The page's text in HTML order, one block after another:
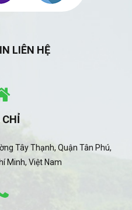
LIÊN HỆ
Tây Thạnh, Quận Tân Phú,
Minh, Việt Nam